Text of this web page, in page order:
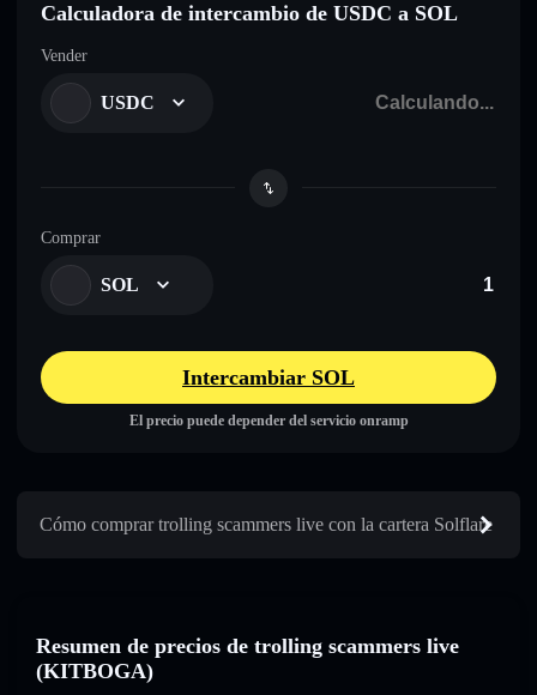
Calculadora de intercambio de USDC a SOL
Vender
USDC
Comprar
SOL
Intercambiar SOL
El precio puede depender del servicio onramp
Cómo comprar trolling scammers live con la cartera Solflare
Resumen de precios de trolling scammers live
(KITBOGA)